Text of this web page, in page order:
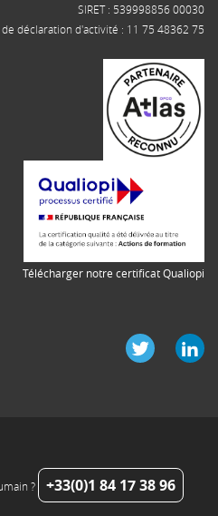
SIRET : 539998856 00030
déclaration d'activité : 11 75 48362 75
Télécharger notre certificat Qualiopi
? +33(0)1 84 17 38 96